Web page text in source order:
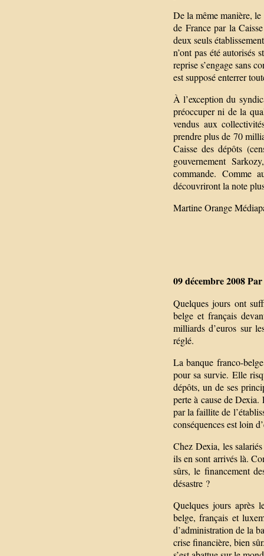
De la même manière, le
de France par la
deux seuls
n’ont pas été autorisés
reprise s’engage sans
est supposé enterrer
À l’exception du
préoccuper ni de la
vendus aux
prendre plus de 70
Caisse des dépôts
gouvernement
commande. Comme
découvriront la note
Martine Orange
09 décembre 2008
Quelques jours ont
belge et français
milliards d’euros sur
réglé.
La banque franco-
pour sa survie. Elle
dépôts, un de ses
perte à cause de Dexia.
par la faillite de
conséquences est loin
Chez Dexia, les
ils en sont arrivés là.
sûrs, le financement
désastre ?
Quelques jours après
belge, français et
d’administration de la
crise financière, bien